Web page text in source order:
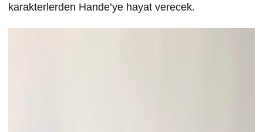
karakterlerden Hande’ye hayat verecek.